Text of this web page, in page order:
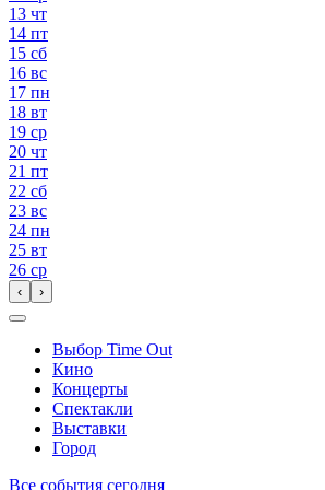
13 чт
14 пт
15 сб
16 вс
17 пн
18 вт
19 ср
20 чт
21 пт
22 сб
23 вс
24 пн
25 вт
26 ср
‹ ›
Выбор Time Out
Кино
Концерты
Спектакли
Выставки
Город
Все события сегодня